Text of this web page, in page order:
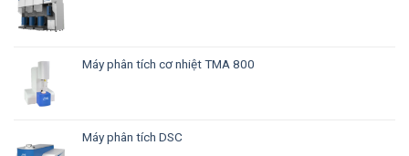
Máy phân tích cơ nhiệt TMA 800
Máy phân tích DSC